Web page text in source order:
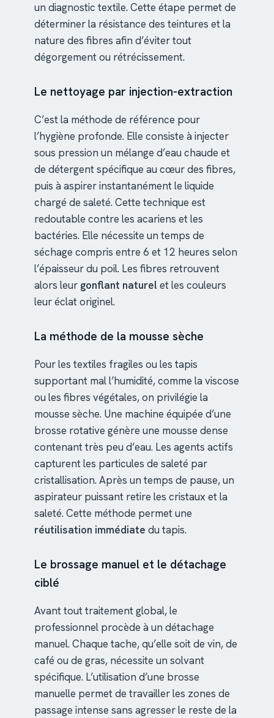
un diagnostic textile. Cette étape permet de
déterminer la résistance des teintures et la
nature des fibres afin d’éviter tout
dégorgement ou rétrécissement.
Le nettoyage par injection-extraction
C’est la méthode de référence pour
l’hygiène profonde. Elle consiste à injecter
sous pression un mélange d’eau chaude et
de détergent spécifique au cœur des fibres,
puis à aspirer instantanément le liquide
chargé de saleté. Cette technique est
redoutable contre les acariens et les
bactéries. Elle nécessite un temps de
séchage compris entre 6 et 12 heures selon
l’épaisseur du poil. Les fibres retrouvent
alors leur gonflant naturel et les couleurs
leur éclat originel.
La méthode de la mousse sèche
Pour les textiles fragiles ou les tapis
supportant mal l’humidité, comme la viscose
ou les fibres végétales, on privilégie la
mousse sèche. Une machine équipée d’une
brosse rotative génère une mousse dense
contenant très peu d’eau. Les agents actifs
capturent les particules de saleté par
cristallisation. Après un temps de pause, un
aspirateur puissant retire les cristaux et la
saleté. Cette méthode permet une
réutilisation immédiate du tapis.
Le brossage manuel et le détachage
ciblé
Avant tout traitement global, le
professionnel procède à un détachage
manuel. Chaque tache, qu’elle soit de vin, de
café ou de gras, nécessite un solvant
spécifique. L’utilisation d’une brosse
manuelle permet de travailler les zones de
passage intense sans agresser le reste de la